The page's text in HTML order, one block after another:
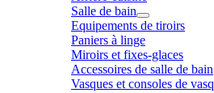
Salle de bain
Equipements de tiroirs
Paniers à linge
Miroirs et fixes-glaces
Accessoires de salle de bain
Vasques et consoles de